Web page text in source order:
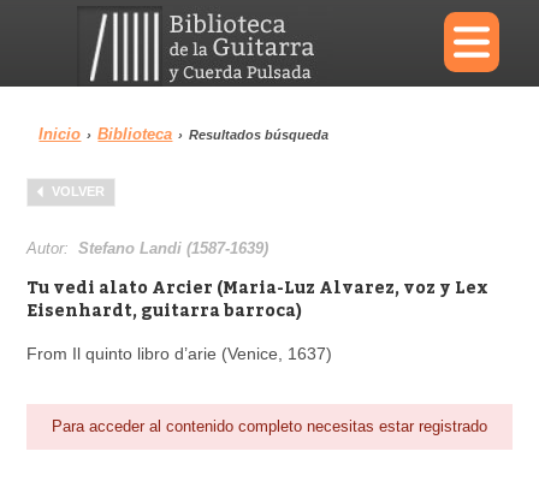
×
Menu
Biblioteca
Área personal
Inicio › Biblioteca › Resultados búsqueda
VOLVER
Autor:Stefano Landi (1587-1639)
Tu vedi alato Arcier (Maria-Luz Alvarez, voz y Lex
Eisenhardt, guitarra barroca)
From Il quinto libro d’arie (Venice, 1637)
Para acceder al contenido completo necesitas estar registrado